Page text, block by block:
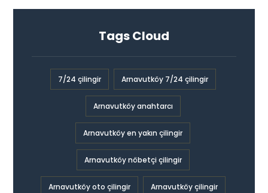
Tags Cloud
7/24 çilingir Arnavutköy 7/24 çilingir
Arnavutköy anahtarcı
Arnavutköy en yakın çilingir
Arnavutköy nöbetçi çilingir
Arnavutköy oto çilingir Arnavutköy çilingir